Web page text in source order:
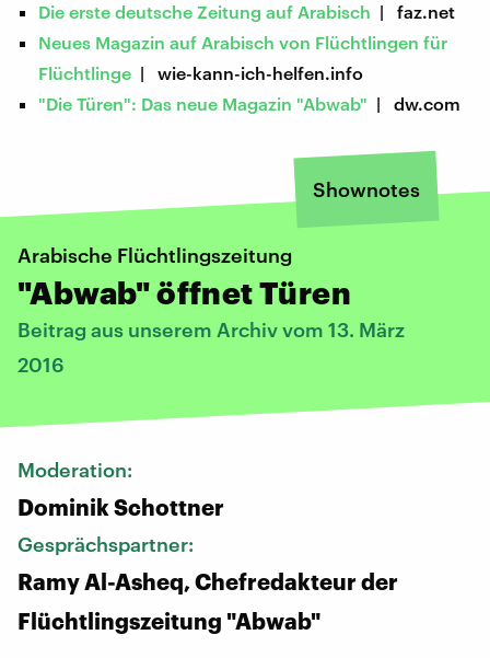
Die erste deutsche Zeitung auf Arabisch | faz.net
Neues Magazin auf Arabisch von Flüchtlingen für
Flüchtlinge | wie-kann-ich-helfen.info
"Die Türen": Das neue Magazin "Abwab" | dw.com
Shownotes
Arabische Flüchtlingszeitung
"Abwab" öffnet Türen
Beitrag aus unserem Archiv vom 13. März
2016
Moderation:
Dominik Schottner
Gesprächspartner:
Ramy Al-Asheq, Chefredakteur der
Flüchtlingszeitung "Abwab"